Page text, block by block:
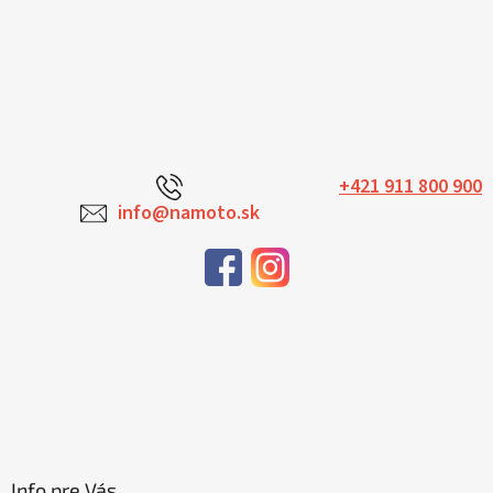
+421 911 800 900
info@namoto.sk